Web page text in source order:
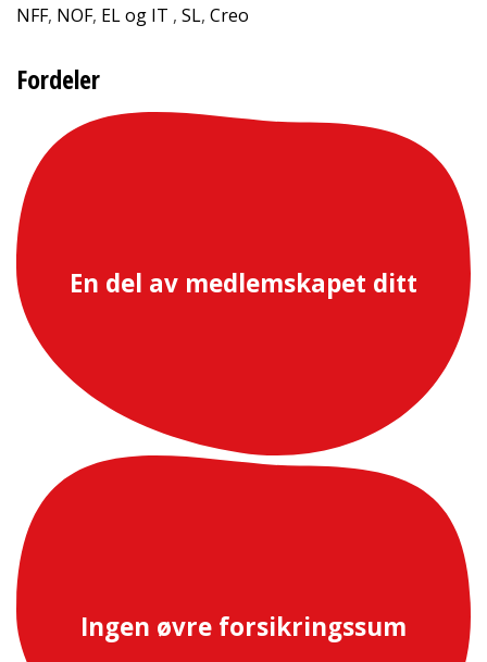
NFF, NOF, EL og IT , SL, Creo
Fordeler
En del av medlemskapet ditt
Ingen øvre forsikringssum